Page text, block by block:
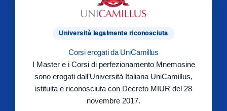
Università legalmente riconosciuta
Corsi erogati da UniCamillus
I Master e i Corsi di perfezionamento Mnemosine
sono erogati dall’Università Italiana UniCamillus,
istituita e riconosciuta con Decreto MIUR del 28
novembre 2017.